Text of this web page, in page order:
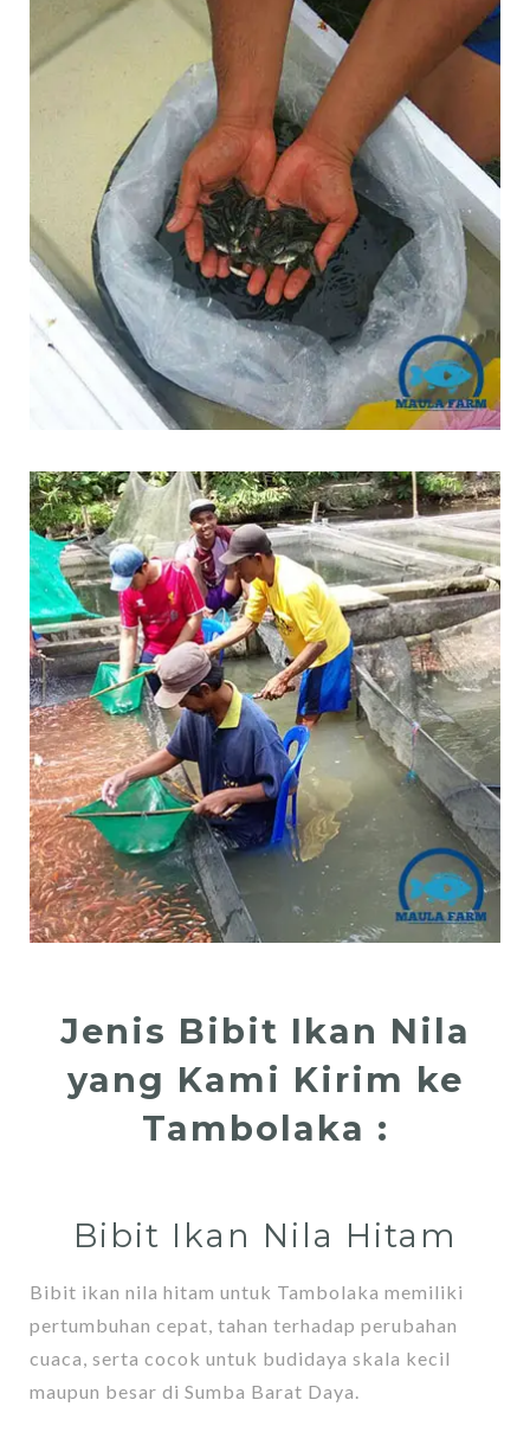
Jenis Bibit Ikan Nila
yang Kami Kirim ke
Tambolaka :
Bibit Ikan Nila Hitam
Bibit ikan nila hitam untuk Tambolaka memiliki
pertumbuhan cepat, tahan terhadap perubahan
cuaca, serta cocok untuk budidaya skala kecil
maupun besar di Sumba Barat Daya.